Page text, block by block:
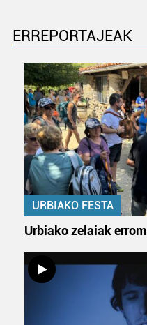
ERREPORTAJEAK
URBIAKO FESTA
Urbiako zelaiak